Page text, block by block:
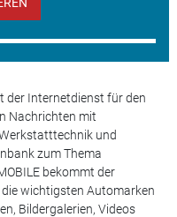
der Internetdienst für den
Nachrichten mit
und
zum Thema
bekommt der
wichtigsten Automarken
Bildergalerien, Videos